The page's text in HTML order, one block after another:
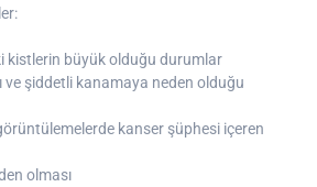
kistlerin büyük olduğu durumlar
ve şiddetli kanamaya neden olduğu
kanser şüphesi içeren
olması